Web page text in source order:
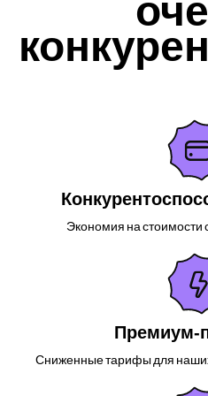
Экономия на стоимости
Премиум-
Сниженные тарифы для